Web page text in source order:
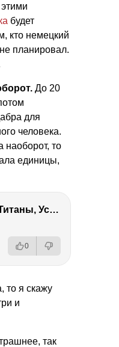
будет
кто немецкий
планировал.
До 20
для
человека.
наоборот, то
единицы,
СКУЛБОЙ | Шоу Титаны, Усейн Болт, Ларрат, Зашквар!
0
то я скажу
и
так